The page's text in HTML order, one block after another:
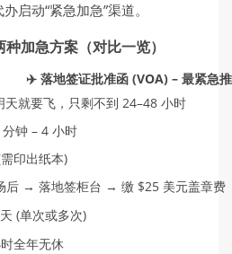
启动“紧急加急”渠道。
加急方案（对比一览）
✈️ 落地签证批准函 (VOA) – 最紧急
天就要飞，只剩不到 24–48 小时
钟 – 4 小时
印出纸本)
后 → 落地签柜台 → 缴 $25 美元盖章费
(单次或多次)
全年无休